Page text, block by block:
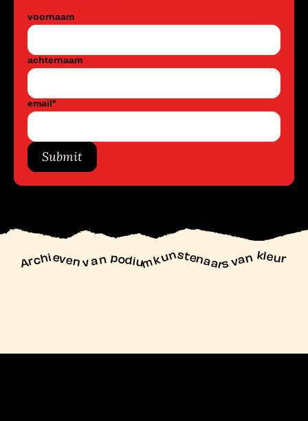
voornaam
achternaam
email*
Submit
Archievenvan podiumkunstenaars van kleur